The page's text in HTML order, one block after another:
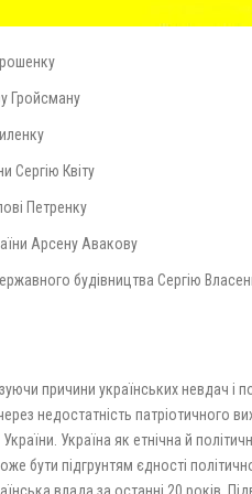
Гройсману
Сергію Квіту
Петренку
Арсену Авакову
будівництва Сергію
причини українських невдач і
недостатність патріотичного
Україна як етнічна й
бути підгрунтям єдності